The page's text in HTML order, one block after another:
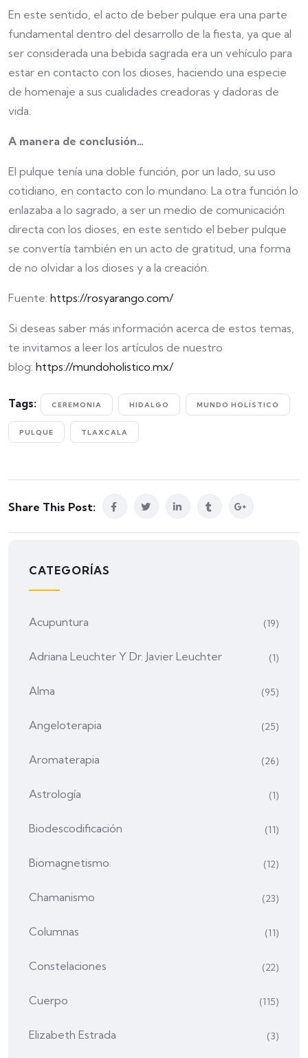
En este sentido, el acto de beber pulque era una parte
fundamental dentro del desarrollo de la fiesta, ya que al
ser considerada una bebida sagrada era un vehículo para
estar en contacto con los dioses, haciendo una especie
de homenaje a sus cualidades creadoras y dadoras de
vida.
A manera de conclusión…
El pulque tenía una doble función, por un lado, su uso
cotidiano, en contacto con lo mundano. La otra función lo
enlazaba a lo sagrado, a ser un medio de comunicación
directa con los dioses, en este sentido el beber pulque
se convertía también en un acto de gratitud, una forma
de no olvidar a los dioses y a la creación.
Fuente: https://rosyarango.com/
Si deseas saber más información acerca de estos temas,
te invitamos a leer los artículos de nuestro
blog: https://mundoholistico.mx/
Tags: CEREMONIA HIDALGO MUNDO HOLÍSTICO
PULQUE TLAXCALA
Share This Post:
CATEGORÍAS
Acupuntura (19)
Adriana Leuchter Y Dr. Javier Leuchter (1)
Alma (95)
Angeloterapia (25)
Aromaterapia (26)
Astrología (1)
Biodescodificación (11)
Biomagnetismo (12)
Chamanismo (23)
Columnas (11)
Constelaciones (22)
Cuerpo (115)
Elizabeth Estrada (3)